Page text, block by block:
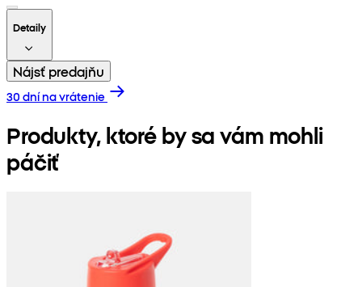
Detaily
Nájsť predajňu
30 dní na vrátenie
Produkty, ktoré by sa vám mohli
páčiť